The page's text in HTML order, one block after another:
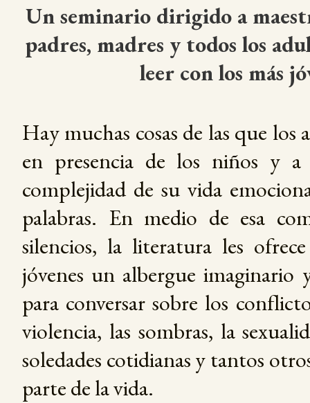
Un seminario dirigido a
padres, madres y todos los
leer con los más
Hay muchas cosas de las que
en presencia de los niños y a
complejidad de su vida
palabras. En medio de esa
silencios, la literatura les
jóvenes un albergue imaginario
para conversar sobre los
violencia, las sombras, la
soledades cotidianas y tantos
parte de la vida.